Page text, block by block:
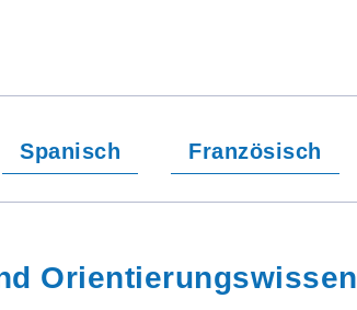
Spanisch Französisch
Orientierungswissen